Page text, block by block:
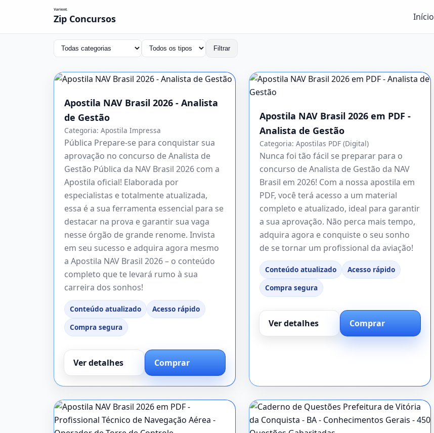
Zip Concursos Início
Filtrar
Apostila NAV Brasil 2026 - Analista
de Gestão
Categoria: Apostila Impressa
Pública Prepare-se para conquistar sua
aprovação no concurso de Analista de
Gestão Pública da NAV Brasil 2026 com a
Apostila oficial! Elaborada por
especialistas e totalmente atualizada,
essa é a sua ferramenta essencial para se
destacar na prova e garantir sua vaga
nesse órgão de grande renome. Invista
em seu sucesso e adquira agora mesmo
a Apostila NAV Brasil 2026 – o conteúdo
completo que te levará rumo à sua
carreira dos sonhos!
Conteúdo atualizado
Acesso rápido
Compra segura
Ver detalhes Comprar
Apostila NAV Brasil 2026 em PDF -
Analista de Gestão
Categoria: Apostilas PDF (Digital)
Nunca foi tão fácil se preparar para o
concurso de Analista de Gestão da NAV
Brasil em 2026! Com a nossa apostila em
PDF, você terá acesso a um material
completo e atualizado, ideal para garantir
a sua aprovação. Não perca mais tempo,
adquira agora e conquiste o seu sonho
de se tornar um profissional da aviação!
Conteúdo atualizado
Acesso rápido
Compra segura
Ver detalhes Comprar